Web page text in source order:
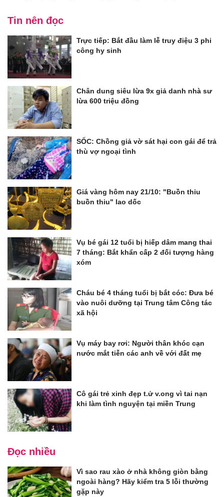
Tin nên đọc
Trực tiếp: Bắt đầu làm lễ truy điệu 3 phi
công hy sinh
Chân dung siêu lừa 9x giả danh nhà sư
lừa 600 triệu đồng
SỐC: Chồng giả vờ sát hại con gái để trả
thù vợ ngoại tình
Giá vàng hôm nay 21/10: "Buồn thỉu
buồn thiu" lao dốc
Vụ bé gái 12 tuổi bị hiếp dâm mang thai
7 tháng: Bắt khẩn cấp 2 đối tượng hàng
xóm
Cháu bé 4 tháng tuổi bị bắt cóc: Đưa bé
vào nuôi dưỡng tại Trung tâm Công tác
xã hội
Vụ máy bay rơi: Người thân khóc cạn
nước mắt tiễn các anh về với đất mẹ
Cô gái trẻ xinh đẹp t.ử v.ong vì tai nạn
khi làm tình nguyện tại miền Trung
Đọc nhiều
Vì sao rau xào ở nhà không giòn bằng
ngoài hàng? Hãy kiểm tra 5 lỗi thường
gặp này